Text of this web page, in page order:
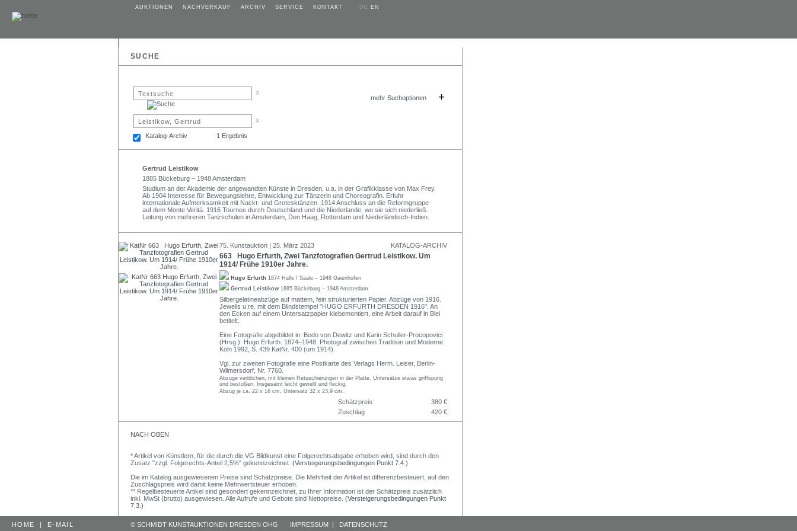
AUKTIONEN NACHVERKAUF ARCHIV SERVICE KONTAKT DE EN
SUCHE
x
mehr Suchoptionen +
x
Katalog-Archiv 1 Ergebnis
Gertrud Leistikow
1885 Bückeburg – 1948 Amsterdam
Studium an der Akademie der angewandten Künste in Dresden, u.a. in der Grafikklasse von Max Frey.
Ab 1904 Interesse für Bewegungslehre, Entwicklung zur Tänzerin und Choreografin. Erfuhr
internationale Aufmerksamkeit mit Nackt- und Grotesktänzen. 1914 Anschluss an die Reformgruppe
auf dem Monte Verità. 1916 Tournee durch Deutschland und die Niederlande, wo sie sich niederließ.
Leitung von mehreren Tanzschulen in Amsterdam, Den Haag, Rotterdam und Niederländisch-Indien.
75. Kunstauktion | 25. März 2023 KATALOG-ARCHIV
663 Hugo Erfurth, Zwei Tanzfotografien Gertrud Leistikow. Um
1914/ Frühe 1910er Jahre.
Hugo Erfurth 1874 Halle / Saale – 1948 Gaienhofen
Gertrud Leistikow 1885 Bückeburg – 1948 Amsterdam
Silbergelatineabzüge auf mattem, fein strukturierten Papier. Abzüge von 1916.
Jeweils u.re. mit dem Blindstempel "HUGO ERFURTH DRESDEN 1916". An
den Ecken auf einem Untersatzpapier klebemontiert, eine Arbeit darauf in Blei
betitelt.
Eine Fotografie abgebildet in: Bodo von Dewitz und Karin Schuller-Procopovici
(Hrsg.): Hugo Erfurth. 1874–1948. Photograf zwischen Tradition und Moderne.
Köln 1992, S. 439 KatNr. 400 (um 1914).
Vgl. zur zweiten Fotografie eine Postkarte des Verlags Herm. Leiser, Berlin-
Wilmersdorf, Nr. 7760.
Abzüge verblichen, mit kleinen Retuschierungen in der Platte. Untersätze etwas griffspurig
und bestoßen. Insgesamt leicht gewellt und fleckig.
Abzug je ca. 22 x 16 cm, Untersatz 32 x 23,9 cm.
Schätzpreis
380 €
Zuschlag
420 €
NACH OBEN
* Artikel von Künstlern, für die durch die VG Bildkunst eine Folgerechtsabgabe erhoben wird, sind durch den
Zusatz "zzgl. Folgerechts-Anteil 2,5%" gekennzeichnet. (Versteigerungsbedingungen Punkt 7.4.)
Die im Katalog ausgewiesenen Preise sind Schätzpreise. Die Mehrheit der Artikel ist differenzbesteuert, auf den
Zuschlagspreis wird damit keine Mehrwertsteuer erhoben.
** Regelbesteuerte Artikel sind gesondert gekennzeichnet, zu Ihrer Information ist der Schätzpreis zusätzlich
inkl. MwSt (brutto) ausgewiesen. Alle Aufrufe und Gebote sind Nettopreise. (Versteigerungsbedingungen Punkt
7.3.)
HOME | E-MAIL © SCHMIDT KUNSTAUKTIONEN DRESDEN OHG IMPRESSUM | DATENSCHUTZ